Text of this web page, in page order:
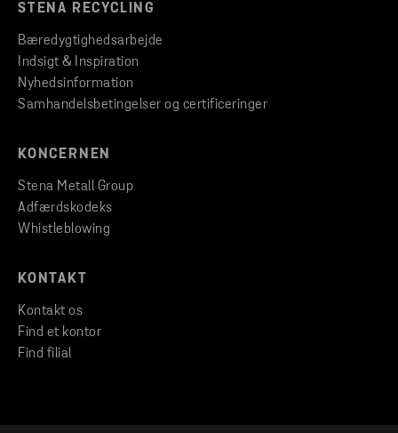
STENA RECYCLING
Bæredygtighedsarbejde
Indsigt & Inspiration
Nyhedsinformation
Samhandelsbetingelser og certificeringer
KONCERNEN
Stena Metall Group
Adfærdskodeks
Whistleblowing
KONTAKT
Kontakt os
Find et kontor
Find filial